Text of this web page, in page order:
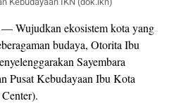
— Wujudkan ekosistem kota yang
budaya, Otorita Ibu
Sayembara
Pusat Kebudayaan Ibu Kota